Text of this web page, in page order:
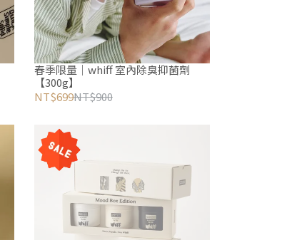
春季限量｜whiff 室內除臭抑菌劑
【300g】
NT$699NT$900